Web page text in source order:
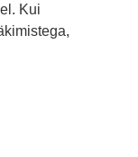
Kui